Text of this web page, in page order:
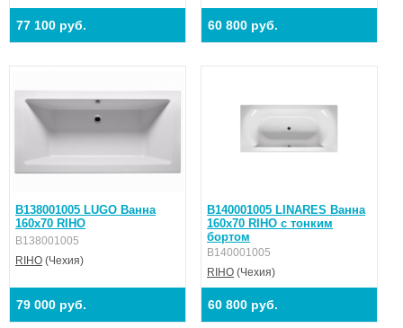
77 100 руб. 60 800 руб.
B138001005 LUGO Ванна
160x70 RIHO
B138001005
RIHO (Чехия)
79 000 руб.
B140001005 LINARES Ванна
160x70 RIHO с тонким
бортом
B140001005
RIHO (Чехия)
60 800 руб.